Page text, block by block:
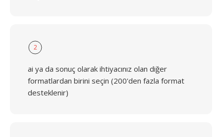
2
ai ya da sonuç olarak ihtiyacınız olan diğer
formatlardan birini seçin (200'den fazla format
desteklenir)